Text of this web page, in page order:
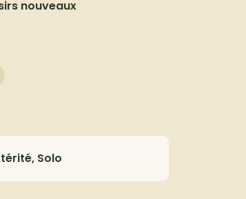
nouveaux
Solo